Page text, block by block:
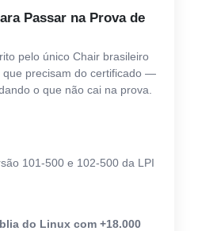
Passar na Prova de
pelo único Chair brasileiro
que precisam do certificado —
o que não cai na prova.
101-500 e 102-500 da LPI
do Linux com +18.000